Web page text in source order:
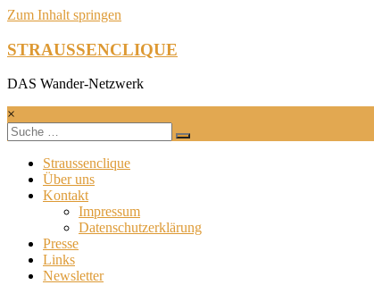
Zum Inhalt springen
STRAUSSENCLIQUE
DAS Wander-Netzwerk
×
Straussenclique
Über uns
Kontakt
Impressum
Datenschutzerklärung
Presse
Links
Newsletter